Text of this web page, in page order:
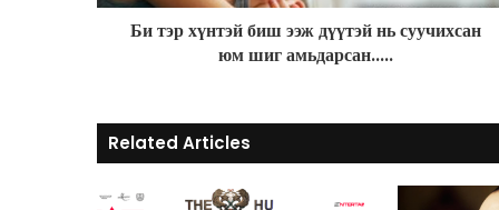
r
Би тэр хүнтэй биш ээж дүүтэй нь суучихсан
юм шиг амьдарсан.....
Related Articles